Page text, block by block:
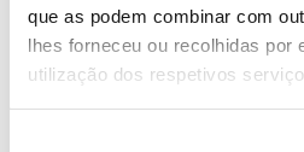
que as podem combinar com
lhes forneceu ou recolhidas por
utilização dos respetivos
13.07.2026